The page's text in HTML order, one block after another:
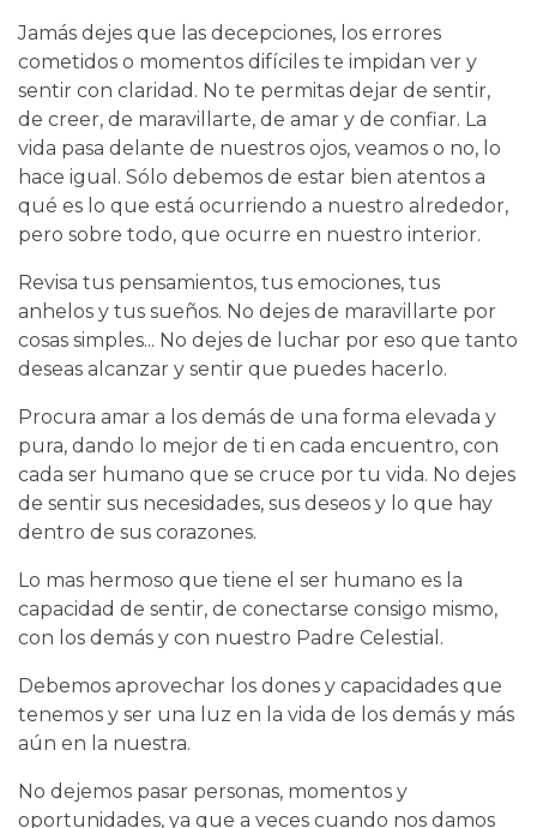
Jamás dejes que las decepciones, los errores
cometidos o momentos difíciles te impidan ver y
sentir con claridad. No te permitas dejar de sentir,
de creer, de maravillarte, de amar y de confiar. La
vida pasa delante de nuestros ojos, veamos o no, lo
hace igual. Sólo debemos de estar bien atentos a
qué es lo que está ocurriendo a nuestro alrededor,
pero sobre todo, que ocurre en nuestro interior.
Revisa tus pensamientos, tus emociones, tus
anhelos y tus sueños. No dejes de maravillarte por
cosas simples... No dejes de luchar por eso que tanto
deseas alcanzar y sentir que puedes hacerlo.
Procura amar a los demás de una forma elevada y
pura, dando lo mejor de ti en cada encuentro, con
cada ser humano que se cruce por tu vida. No dejes
de sentir sus necesidades, sus deseos y lo que hay
dentro de sus corazones.
Lo mas hermoso que tiene el ser humano es la
capacidad de sentir, de conectarse consigo mismo,
con los demás y con nuestro Padre Celestial.
Debemos aprovechar los dones y capacidades que
tenemos y ser una luz en la vida de los demás y más
aún en la nuestra.
No dejemos pasar personas, momentos y
oportunidades, ya que a veces cuando nos damos